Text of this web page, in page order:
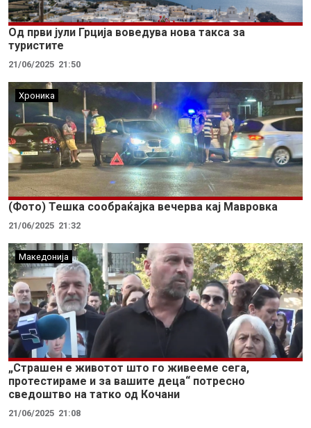
Од први јули Грција воведува нова такса за
туристите
21/06/2025 21:50
Хроника
(Фото) Тешка сообраќајка вечерва кај Мавровка
21/06/2025 21:32
Македонија
„Страшен е животот што го живееме сега,
протестираме и за вашите деца“ потресно
сведоштво на татко од Кочани
21/06/2025 21:08